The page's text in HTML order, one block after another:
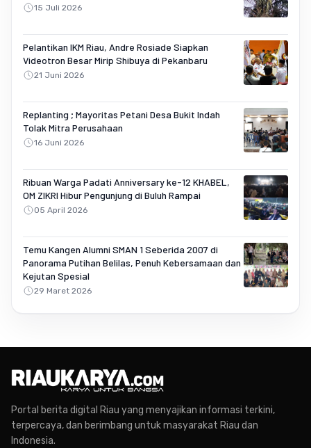
15 Juli 2026
Pelantikan IKM Riau, Andre Rosiade Siapkan
Videotron Besar Mirip Shibuya di Pekanbaru
21 Juni 2026
Replanting ; Mayoritas Petani Desa Bukit Indah
Tolak Mitra Perusahaan
16 Juni 2026
Ribuan Warga Padati Anniversary ke-12 KHABEL,
OM ZIKRI Hibur Pengunjung di Buluh Rampai
05 April 2026
Temu Kangen Alumni SMAN 1 Seberida 2007 di
Panorama Putihan Belilas, Penuh Kebersamaan dan
Kejutan Spesial
29 Maret 2026
Portal berita digital Riau yang menyajikan informasi terkini,
terpercaya, dan berimbang untuk masyarakat Riau dan
Indonesia.